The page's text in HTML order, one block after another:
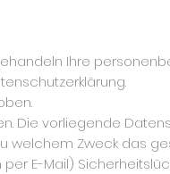
Ihre
Die vorliegende
welchem Zweck das
E-Mail)